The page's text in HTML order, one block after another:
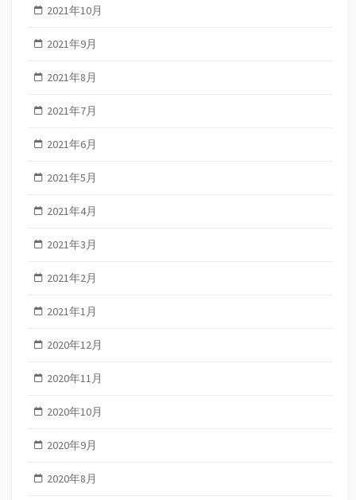
2021年10月
2021年9月
2021年8月
2021年7月
2021年6月
2021年5月
2021年4月
2021年3月
2021年2月
2021年1月
2020年12月
2020年11月
2020年10月
2020年9月
2020年8月